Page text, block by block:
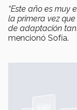
“Este año es muy
la primera vez
de adaptación
mencionó Sofía.